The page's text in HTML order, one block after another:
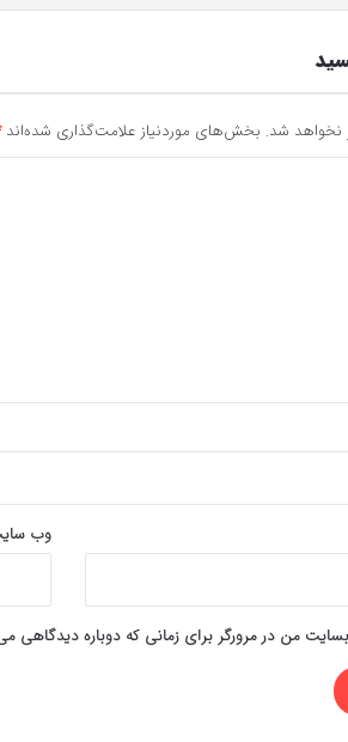
نخواهد شد. بخش‌های موردنیاز علامت‌گذاری شده‌اند
وب‌
من در مرورگر برای زمانی که دوباره دیدگاهی